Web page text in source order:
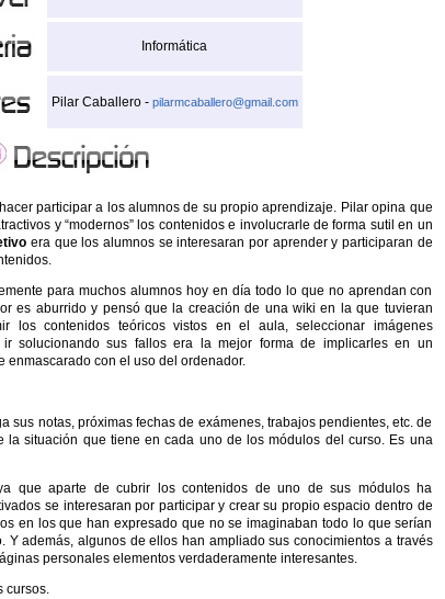
Informática
Pilar Caballero - pilarmcaballero@gmail.com
participar a los alumnos de su propio aprendizaje. Pilar opina que
y “modernos” los contenidos e involucrarle de forma sutil en un
era que los alumnos se interesaran por aprender y participaran de
para muchos alumnos hoy en día todo lo que no aprendan con
es aburrido y pensó que la creación de una wiki en la que tuvieran
los contenidos teóricos vistos en el aula, seleccionar imágenes
ir solucionando sus fallos era la mejor forma de implicarles en un
enmascarado con el uso del ordenador.
sus notas, próximas fechas de exámenes, trabajos pendientes, etc. de
situación que tiene en cada uno de los módulos del curso. Es una
que aparte de cubrir los contenidos de uno de sus módulos ha
se interesaran por participar y crear su propio espacio dentro de
en los que han expresado que no se imaginaban todo lo que serían
Y además, algunos de ellos han ampliado sus conocimientos a través
personales elementos verdaderamente interesantes.
cursos.